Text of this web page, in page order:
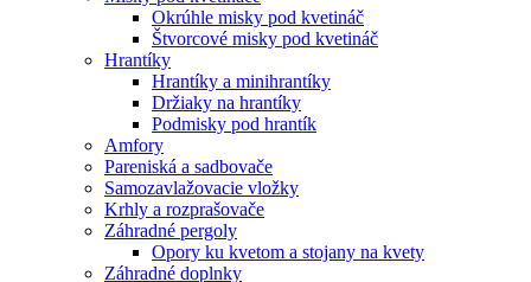
Okrúhle misky pod kvetináč
Štvorcové misky pod kvetináč
Hrantíky
Hrantíky a minihrantíky
Držiaky na hrantíky
Podmisky pod hrantík
Amfory
Pareniská a sadbovače
Samozavlažovacie vložky
Krhly a rozprašovače
Záhradné pergoly
Opory ku kvetom a stojany na kvety
Záhradné doplnky